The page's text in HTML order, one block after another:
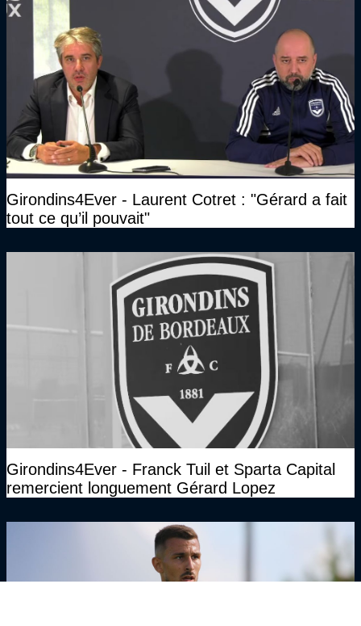
Girondins4Ever - Laurent Cotret : "Gérard a fait
tout ce qu’il pouvait"
Girondins4Ever - Franck Tuil et Sparta Capital
remercient longuement Gérard Lopez